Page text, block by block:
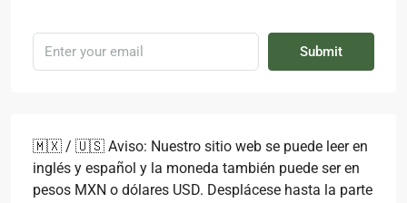
Submit
🇲🇽 / 🇺🇸 Aviso: Nuestro sitio web se puede leer en
inglés y español y la moneda también puede ser en
pesos MXN o dólares USD. Desplácese hasta la parte